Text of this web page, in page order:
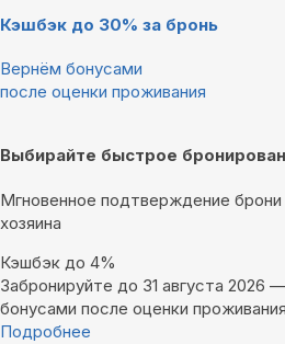
Кэшбэк до 30% за бронь
Вернём бонусами
после оценки проживания
Выбирайте быстрое
Мгновенное подтверждение
хозяина
Кэшбэк до 4%
Забронируйте до 31 августа 2026
бонусами после оценки
Подробнее